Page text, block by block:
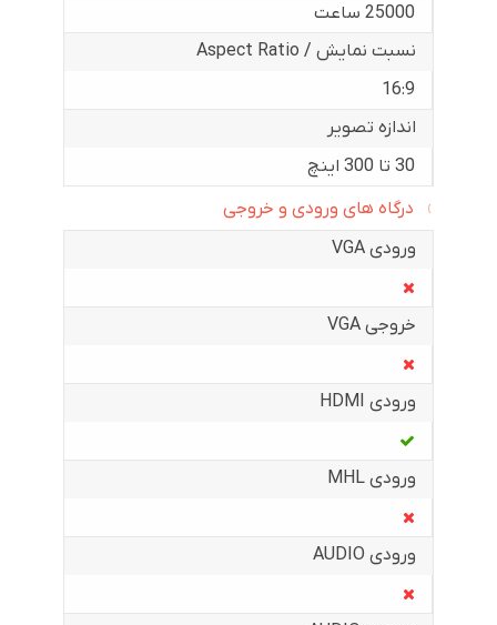
25000 ساعت
نسبت نمایش / Aspect Ratio
16:9
اندازه تصویر
30 تا 300 اینچ
درگاه های ورودی و خروجی
ورودی VGA
خروجی VGA
ورودی HDMI
ورودی MHL
ورودی AUDIO